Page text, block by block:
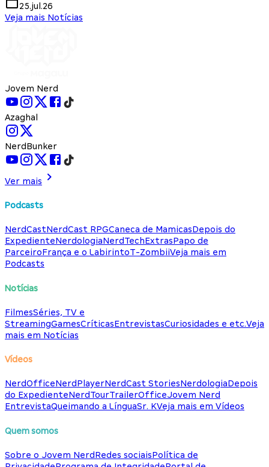
25.jul.26
Veja mais Notícias
Jovem Nerd
Azaghal
NerdBunker
Ver mais
Podcasts
NerdCastNerdCast RPGCaneca de MamicasDepois do
ExpedienteNerdologiaNerdTechExtrasPapo de
ParceiroFrança e o LabirintoT-ZombiiVeja mais em
Podcasts
Notícias
FilmesSéries, TV e
StreamingGamesCríticasEntrevistasCuriosidades e etc.Veja
mais em Notícias
Vídeos
NerdOfficeNerdPlayerNerdCast StoriesNerdologiaDepois
do ExpedienteNerdTourTrailerOfficeJovem Nerd
EntrevistaQueimando a LínguaSr. KVeja mais em Vídeos
Quem somos
Sobre o Jovem NerdRedes sociaisPolítica de